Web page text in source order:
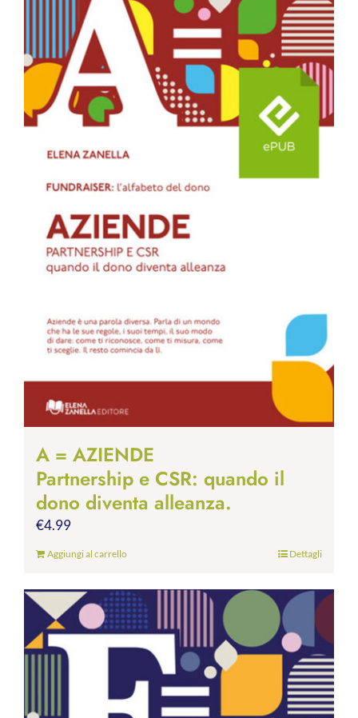
A = AZIENDE
Partnership e CSR: quando il
dono diventa alleanza.
€4.99
Aggiungi al carrello Dettagli